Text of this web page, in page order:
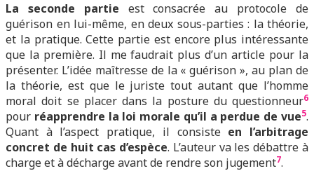
La seconde partie est consacrée au protocole de
guérison en lui-même, en deux sous-parties : la théorie,
et la pratique. Cette partie est encore plus intéressante
que la première. Il me faudrait plus d’un article pour la
présenter. L’idée maîtresse de la « guérison », au plan de
la théorie, est que le juriste tout autant que l’homme
moral doit se placer dans la posture du questionneur6
pour réapprendre la loi morale qu’il a perdue de vue5.
Quant à l’aspect pratique, il consiste en l’arbitrage
concret de huit cas d’espèce. L’auteur va les débattre à
charge et à décharge avant de rendre son jugement7.